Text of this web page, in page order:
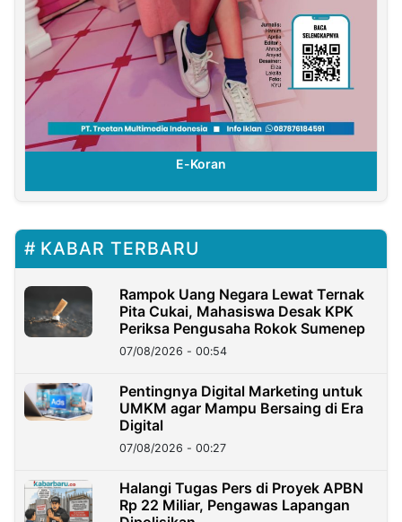
E-Koran
KABAR TERBARU
Rampok Uang Negara Lewat Ternak
Pita Cukai, Mahasiswa Desak KPK
Periksa Pengusaha Rokok Sumenep
07/08/2026 - 00:54
Pentingnya Digital Marketing untuk
UMKM agar Mampu Bersaing di Era
Digital
07/08/2026 - 00:27
Halangi Tugas Pers di Proyek APBN
Rp 22 Miliar, Pengawas Lapangan